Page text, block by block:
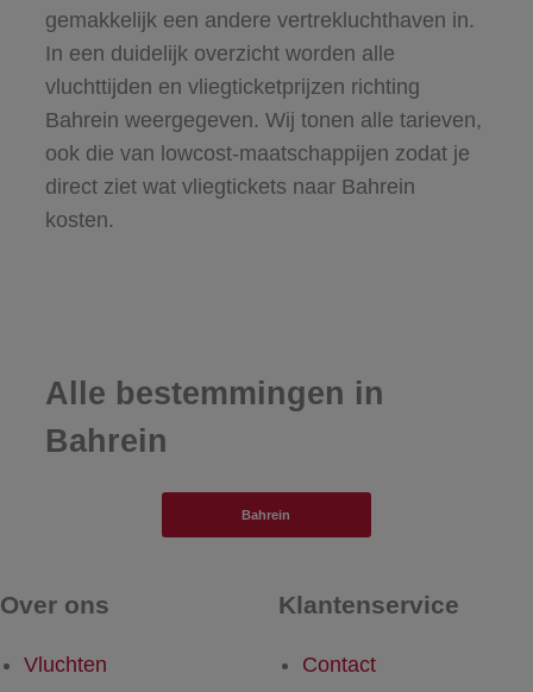
gemakkelijk een andere vertrekluchthaven in.
In een duidelijk overzicht worden alle
vluchttijden en vliegticketprijzen richting
Bahrein weergegeven. Wij tonen alle tarieven,
ook die van lowcost-maatschappijen zodat je
direct ziet wat vliegtickets naar Bahrein
kosten.
Alle bestemmingen in
Bahrein
Bahrein
Over ons
Vluchten
Klantenservice
Contact